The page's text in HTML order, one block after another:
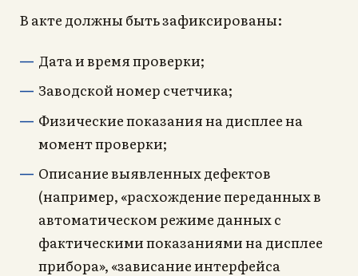
В акте должны быть зафиксированы:
Дата и время проверки;
Заводской номер счетчика;
Физические показания на дисплее на
момент проверки;
Описание выявленных дефектов
(например, «расхождение переданных в
автоматическом режиме данных с
фактическими показаниями на дисплее
прибора», «зависание интерфейса